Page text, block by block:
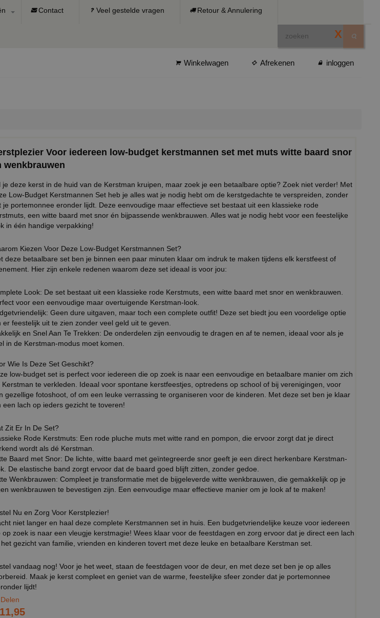
Contact Veel gestelde vragen Retour & Annulering
X
Winkelwagen Afrekenen inloggen
Voor iedereen low-budget kerstmannen set met muts witte baard snor
wenkbrauwen
je deze kerst in de huid van de Kerstman kruipen, maar zoek je een betaalbare optie? Zoek niet verder! Met
Low-Budget Kerstmannen Set heb je alles wat je nodig hebt om de kerstgedachte te verspreiden, zonder
je portemonnee eronder lijdt. Deze eenvoudige maar effectieve set bestaat uit een klassieke rode
een witte baard met snor én bijpassende wenkbrauwen. Alles wat je nodig hebt voor een feestelijke
in één handige verpakking!
Kiezen Voor Deze Low-Budget Kerstmannen Set?
deze betaalbare set ben je binnen een paar minuten klaar om indruk te maken tijdens elk kerstfeest of
Hier zijn enkele redenen waarom deze set ideaal is voor jou:
Look: De set bestaat uit een klassieke rode Kerstmuts, een witte baard met snor en wenkbrauwen.
voor een eenvoudige maar overtuigende Kerstman-look.
Geen dure uitgaven, maar toch een complete outfit! Deze set biedt jou een voordelige optie
er feestelijk uit te zien zonder veel geld uit te geven.
en Snel Aan Te Trekken: De onderdelen zijn eenvoudig te dragen en af te nemen, ideaal voor als je
in de Kerstman-modus moet komen.
Wie Is Deze Set Geschikt?
low-budget set is perfect voor iedereen die op zoek is naar een eenvoudige en betaalbare manier om zich
Kerstman te verkleden. Ideaal voor spontane kerstfeestjes, optredens op school of bij verenigingen, voor
gezellige fotoshoot, of om een leuke verrassing te organiseren voor de kinderen. Met deze set ben je klaar
een lach op ieders gezicht te toveren!
Zit Er In De Set?
Rode Kerstmuts: Een rode pluche muts met witte rand en pompon, die ervoor zorgt dat je direct
wordt als dé Kerstman.
Baard met Snor: De lichte, witte baard met geïntegreerde snor geeft je een direct herkenbare Kerstman-
De elastische band zorgt ervoor dat de baard goed blijft zitten, zonder gedoe.
Wenkbrauwen: Compleet je transformatie met de bijgeleverde witte wenkbrauwen, die gemakkelijk op je
wenkbrauwen te bevestigen zijn. Een eenvoudige maar effectieve manier om je look af te maken!
Nu en Zorg Voor Kerstplezier!
niet langer en haal deze complete Kerstmannen set in huis. Een budgetvriendelijke keuze voor iedereen
op zoek is naar een vleugje kerstmagie! Wees klaar voor de feestdagen en zorg ervoor dat je direct een lach
gezicht van familie, vrienden en kinderen tovert met deze leuke en betaalbare Kerstman set.
vandaag nog! Voor je het weet, staan de feestdagen voor de deur, en met deze set ben je op alles
Maak je kerst compleet en geniet van de warme, feestelijke sfeer zonder dat je portemonnee
lijdt!
Delen